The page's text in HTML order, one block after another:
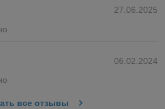
27.06.2025
06.02.2024
все отзывы